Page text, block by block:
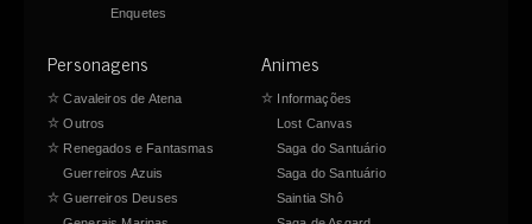
Enquetes
Personagens
☆ Cavaleiros de Atena
☆ Outros
☆ Renegados e Fantasmas
Guerreiros Azuis
☆ Guerreiros Deuses
Animes
☆ Informações
Lost Canvas
Saga do Santuário
Saga do Santuário
Saintia Shô